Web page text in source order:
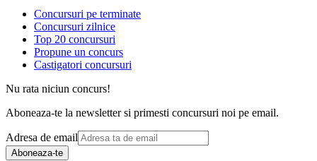
Concursuri pe terminate
Concursuri zilnice
Top 20 concursuri
Propune un concurs
Castigatori concursuri
Nu rata niciun concurs!
Aboneaza-te la newsletter si primesti concursuri noi pe email.
Adresa de email
Aboneaza-te